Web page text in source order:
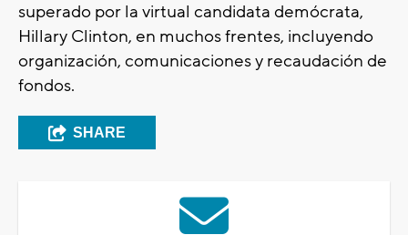
superado por la virtual candidata demócrata,
Hillary Clinton, en muchos frentes, incluyendo
organización, comunicaciones y recaudación de
fondos.
SHARE